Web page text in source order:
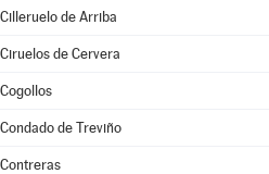
Cilleruelo de Arriba
Ciruelos de Cervera
Cogollos
Condado de Treviño
Contreras